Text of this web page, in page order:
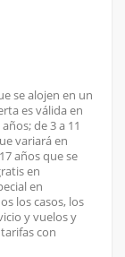
se alojen en un
es válida en
de 3 a 11
variará en
años que se
en
en
los casos, los
y vuelos y
con